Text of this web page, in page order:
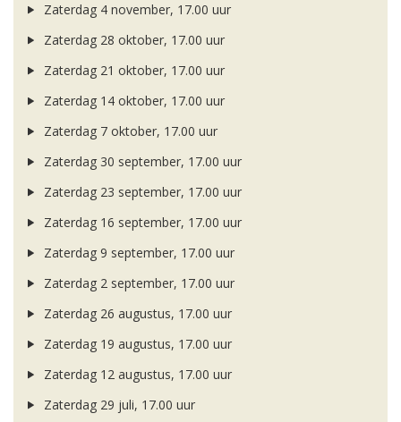
Zaterdag 4 november, 17.00 uur
Zaterdag 28 oktober, 17.00 uur
Zaterdag 21 oktober, 17.00 uur
Zaterdag 14 oktober, 17.00 uur
Zaterdag 7 oktober, 17.00 uur
Zaterdag 30 september, 17.00 uur
Zaterdag 23 september, 17.00 uur
Zaterdag 16 september, 17.00 uur
Zaterdag 9 september, 17.00 uur
Zaterdag 2 september, 17.00 uur
Zaterdag 26 augustus, 17.00 uur
Zaterdag 19 augustus, 17.00 uur
Zaterdag 12 augustus, 17.00 uur
Zaterdag 29 juli, 17.00 uur